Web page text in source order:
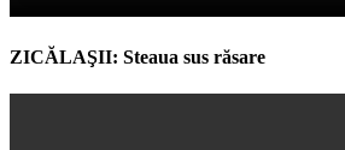
ZICĂLAŞII: Steaua sus răsare